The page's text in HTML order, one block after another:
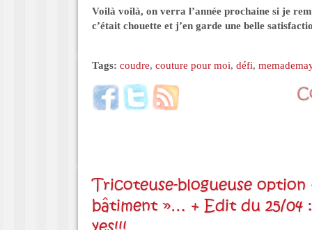
Voilà voilà, on verra l’année prochaine si je
c’était chouette et j’en garde une belle
Tags: coudre, couture pour moi, défi,
Tricoteuse-blogueuse option
bâtiment »… + Edit du 25/04